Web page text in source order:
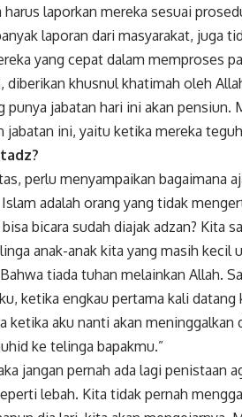
laporkan mereka sesuai
laporan dari masyarakat, juga
yang cepat dalam memproses
diberikan khusnul khatimah oleh
punya jabatan hari ini akan pensiun.
jabatan ini, yaitu ketika mereka
perlu menyampaikan bagaimana
adalah orang yang tidak
bicara sudah diajak adzan? Kita
anak-anak kita yang masih kecil
tiada tuhan melainkan Allah.
ketika engkau pertama kali
ketika aku nanti akan meninggalkan
ke telinga bapakmu.”
jangan pernah ada lagi penistaan
lebah. Kita tidak pernah